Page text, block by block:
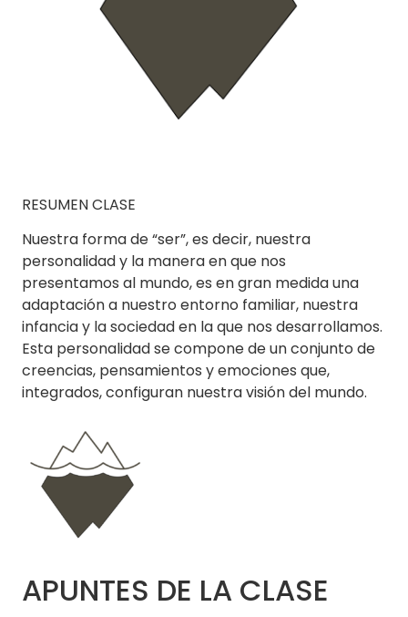
RESUMEN CLASE
Nuestra forma de “ser”, es decir, nuestra
personalidad y la manera en que nos
presentamos al mundo, es en gran medida una
adaptación a nuestro entorno familiar, nuestra
infancia y la sociedad en la que nos desarrollamos.
Esta personalidad se compone de un conjunto de
creencias, pensamientos y emociones que,
integrados, configuran nuestra visión del mundo.
APUNTES DE LA CLASE